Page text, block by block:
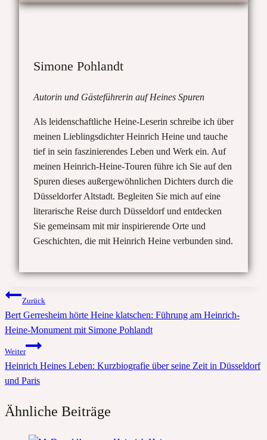
Simone Pohlandt
Autorin und Gästeführerin auf Heines Spuren
Als leidenschaftliche Heine-Leserin schreibe ich über
meinen Lieblingsdichter Heinrich Heine und tauche
tief in sein faszinierendes Leben und Werk ein. Auf
meinen Heinrich-Heine-Touren führe ich Sie auf den
Spuren dieses außergewöhnlichen Dichters durch die
Düsseldorfer Altstadt. Begleiten Sie mich auf eine
literarische Reise durch Düsseldorf und entdecken
Sie gemeinsam mit mir inspirierende Orte und
Geschichten, die mit Heinrich Heine verbunden sind.
Beitragsnavigation
Zurück
Bert Gerresheim hörte Heine klatschen: Führung am Heinrich-
Heine-Monument mit Simone Pohlandt
Weiter
Heinrich Heines Leben: Kurzbiografie über seine Zeit in Düsseldorf
und Paris
Ähnliche Beiträge